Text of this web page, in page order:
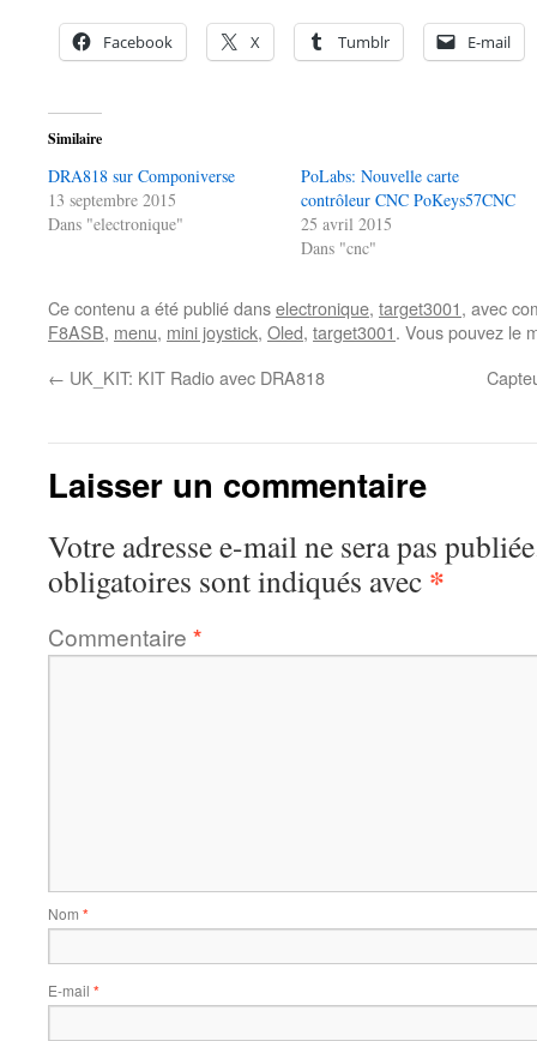
Facebook X Tumblr E-mail
Similaire
DRA818 sur Componiverse
13 septembre 2015
Dans "electronique"
PoLabs: Nouvelle carte
contrôleur CNC PoKeys57CNC
25 avril 2015
Dans "cnc"
Ce contenu a été publié danselectronique, target3001, avec
F8ASB, menu, mini joystick, Oled, target3001. Vous pouvez le
← UK_KIT: KIT Radio avec DRA818
Laisser un commentaire
Votre adresse e-mail ne sera pas
obligatoires sont indiqués avec *
Commentaire *
Nom *
E-mail *